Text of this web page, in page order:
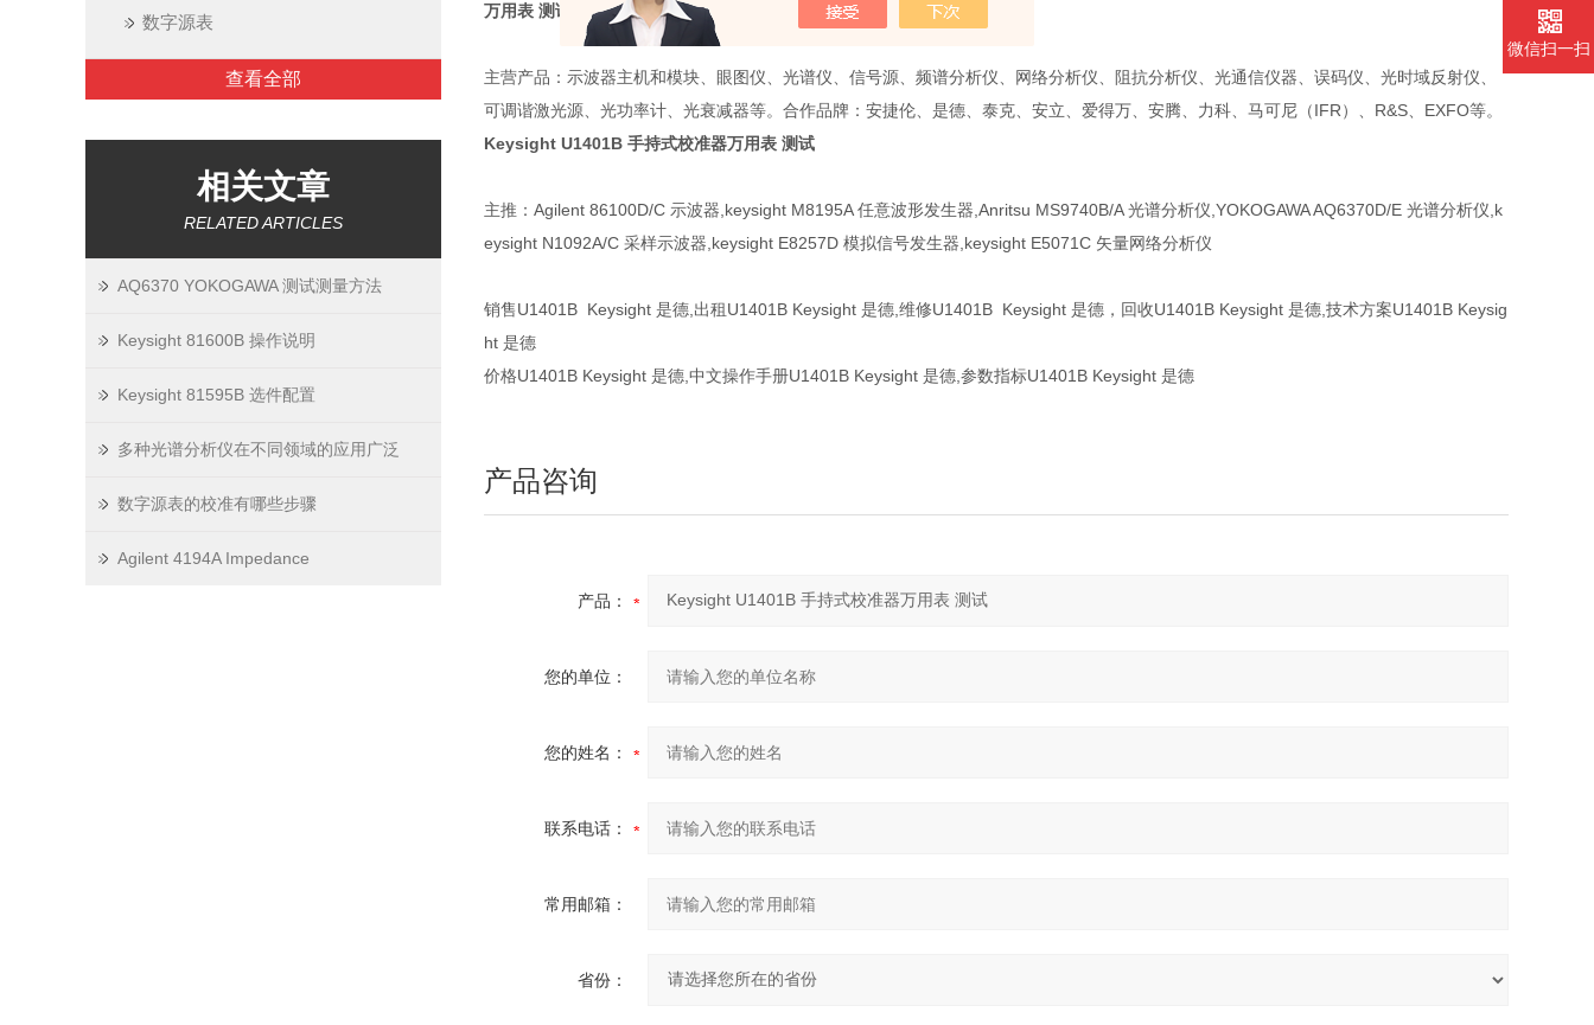
数字源表
查看全部
相关文章
RELATED ARTICLES
AQ6370 YOKOGAWA 测试测量方法
Keysight 81600B 操作说明
Keysight 81595B 选件配置
多种光谱分析仪在不同领域的应用广泛
数字源表的校准有哪些步骤
Agilent 4194A Impedance
万用表 测试
主营产品：示波器主机和模块、眼图仪、光谱仪、信号源、频谱分析仪、网络分析仪、阻抗分析仪、光通信仪器、误码仪、光时域反射仪、
可调谐激光源、光功率计、光衰减器等。合作品牌：安捷伦、是德、泰克、安立、爱得万、安腾、力科、马可尼（IFR）、R&S、EXFO等。
Keysight U1401B 手持式校准器万用表 测试
主推：Agilent 86100D/C 示波器,keysight M8195A 任意波形发生器,Anritsu MS9740B/A 光谱分析仪,YOKOGAWA AQ6370D/E 光谱分析仪,k
eysight N1092A/C 采样示波器,keysight E8257D 模拟信号发生器,keysight E5071C 矢量网络分析仪
销售U1401B Keysight 是德,出租U1401B Keysight 是德,维修U1401B Keysight 是德，回收U1401B Keysight 是德,技术方案U1401B Keysig
ht 是德
价格U1401B Keysight 是德,中文操作手册U1401B Keysight 是德,参数指标U1401B Keysight 是德
产品咨询
产品：
您的单位：
您的姓名：
联系电话：
常用邮箱：
省份：
微信扫一扫